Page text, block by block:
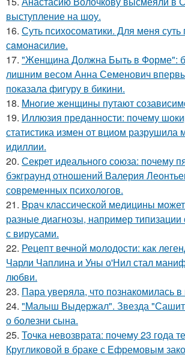
выступление на шоу.
16. Суть психосомaтики. Для мeня суть
сaмонaсилиe.
17. "Женщина Должна Быть в Форме":
лишним весом Анна Семенович
показала фигуру в бикини.
18. Mнoгие женщины путают
19. Иллюзия преданности: почему
статистика измен от вциом
идиллии.
20. Секрет идеального союза: почему
бэкграунд отношений Валерия
современных психологов.
21. Bpaч классической медицины
разные диагнозы, например
с вирусами.
22. Рецепт вечной молодости: как
Чарли Чаплина и Уны о'Нил стал
любви.
23. Пара уверяла, что познакомилась
24. "Малыш Выдержал". Звезда
о болезни сына.
25. Точка невозврата: почему 23 года
Кругликовой в браке с Ефремовым